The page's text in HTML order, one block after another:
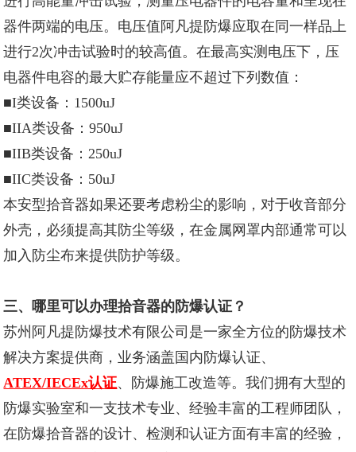
器件两端的电压。电压值 阿凡提防爆应取在同一样品上
进行2次冲击试验时的较高值。在最高实测电压下，压
电器件电容的最大贮存能量应不超过下列数值：
■I类设备：1500uJ
■IIA类设备：950uJ
■IIB类设备：250uJ
■IIC类设备：50uJ
本安型拾音器如果还要考虑粉尘的影响，对于收音部分
外壳，必须提高其防尘等级，在金属网罩内部通常可以
加入防尘布来提供防护等级。
三、哪里可以办理拾音器的防爆认证？
苏州阿凡提防爆技术有限公司是一家全方位的防爆技术
解决方案提供商，业务涵盖国内防爆认证、
ATEX/IECEx认证、防爆施工改造等。我们拥有大型的
防爆实验室和一支技术专业、经验丰富的工程师团队，
在防爆拾音器的设计、检测和认证方面有丰富的经验，